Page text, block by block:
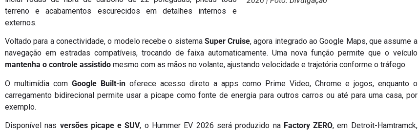
terreno e acabamentos escurecidos em detalhes internos e
externos.
Voltado para a conectividade, o modelo recebe o sistema Super Cruise, agora integrado ao Google Maps, que assume a
navegação em estradas compatíveis, trocando de faixa automaticamente. Uma nova função permite que o veículo
mantenha o controle assistido mesmo com as mãos no volante, ajustando velocidade e trajetória conforme o tráfego.
O multimídia com Google Built-inoferece acesso direto a apps como Prime Video, Chrome e jogos, enquanto o
carregamento bidirecional permite usar a picape como fonte de energia para outros carros ou até para uma casa, por
exemplo.
Disponível nas versões picape e SUV, o Hummer EV 2026 será produzido na Factory ZERO, em Detroit-Hamtramck,